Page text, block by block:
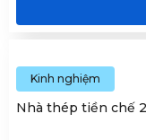
Kinh nghiệm
Nhà thép tiền chế